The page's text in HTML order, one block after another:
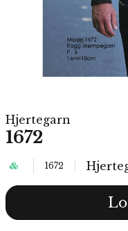
Hjertegarn
1672
1672